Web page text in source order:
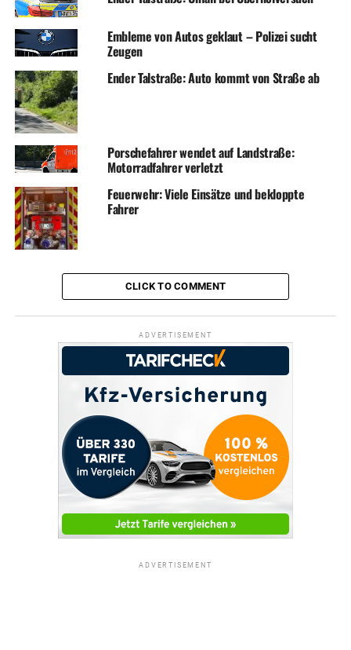
Embleme von Autos geklaut – Polizei sucht
Zeugen
Ender Talstraße: Auto kommt von Straße ab
Porschefahrer wendet auf Landstraße:
Motorradfahrer verletzt
Feuerwehr: Viele Einsätze und bekloppte
Fahrer
CLICK TO COMMENT
ADVERTISEMENT
ADVERTISEMENT